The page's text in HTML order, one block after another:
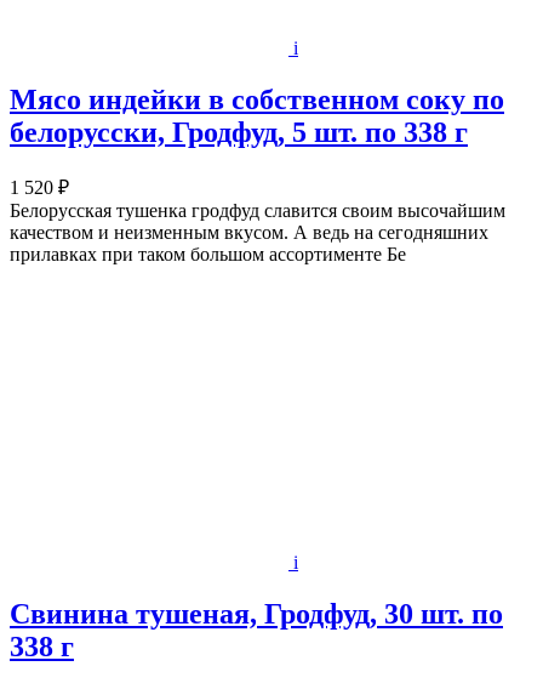
i
Мясо индейки в собственном соку по
белорусски, Гродфуд, 5 шт. по 338 г
1 520 ₽
Белорусская тушенка гродфуд славится своим высочайшим
качеством и неизменным вкусом. А ведь на сегодняшних
прилавках при таком большом ассортименте Бе
i
Свинина тушеная, Гродфуд, 30 шт. по
338 г